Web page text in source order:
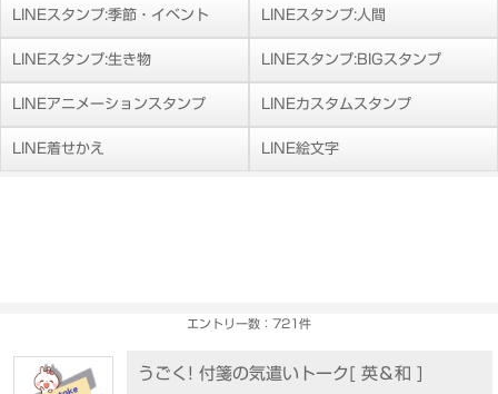
LINEスタンプ:季節・イベント LINEスタンプ:人間
LINEスタンプ:生き物 LINEスタンプ:BIGスタンプ
LINEアニメーションスタンプ LINEカスタムスタンプ
LINE着せかえ LINE絵文字
エントリー数：721件
うごく! 付箋の気遣いトーク[ 英＆和 ]